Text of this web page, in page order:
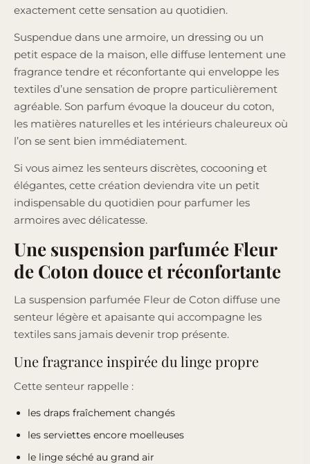
exactement cette sensation au quotidien.
Suspendue dans une armoire, un dressing ou un
petit espace de la maison, elle diffuse lentement une
fragrance tendre et réconfortante qui enveloppe les
textiles d’une sensation de propre particulièrement
agréable. Son parfum évoque la douceur du coton,
les matières naturelles et les intérieurs chaleureux où
l’on se sent bien immédiatement.
Si vous aimez les senteurs discrètes, cocooning et
élégantes, cette création deviendra vite un petit
indispensable du quotidien pour parfumer les
armoires avec délicatesse.
Une suspension parfumée Fleur
de Coton douce et réconfortante
La suspension parfumée Fleur de Coton diffuse une
senteur légère et apaisante qui accompagne les
textiles sans jamais devenir trop présente.
Une fragrance inspirée du linge propre
Cette senteur rappelle :
les draps fraîchement changés
les serviettes encore moelleuses
le linge séché au grand air